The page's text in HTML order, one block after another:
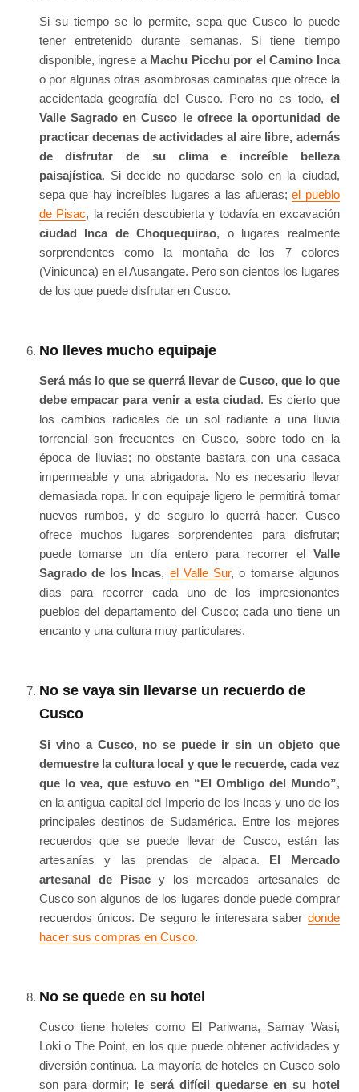
Si su tiempo se lo permite, sepa que Cusco lo puede
tener entretenido durante semanas. Si tiene tiempo
disponible, ingrese a Machu Picchu por el Camino Inca
o por algunas otras asombrosas caminatas que ofrece la
accidentada geografía del Cusco. Pero no es todo, el
Valle Sagrado en Cusco le ofrece la oportunidad de
practicar decenas de actividades al aire libre, además
de disfrutar de su clima e increíble belleza
paisajística. Si decide no quedarse solo en la ciudad,
sepa que hay increíbles lugares a las afueras;el pueblo
de Pisac, la recién descubierta y todavía en excavación
ciudad Inca de Choquequirao, o lugares realmente
sorprendentes como la montaña de los 7 colores
(Vinicunca) en el Ausangate. Pero son cientos los lugares
de los que puede disfrutar en Cusco.
No lleves mucho equipaje
Será más lo que se querrá llevar de Cusco, que lo que
debe empacar para venir a esta ciudad. Es cierto que
los cambios radicales de un sol radiante a una lluvia
torrencial son frecuentes en Cusco, sobre todo en la
época de lluvias; no obstante bastara con una casaca
impermeable y una abrigadora. No es necesario llevar
demasiada ropa. Ir con equipaje ligero le permitirá tomar
nuevos rumbos, y de seguro lo querrá hacer. Cusco
ofrece muchos lugares sorprendentes para disfrutar;
puede tomarse un día entero para recorrer el Valle
Sagrado de los Incas, el Valle Sur, o tomarse algunos
días para recorrer cada uno de los impresionantes
pueblos del departamento del Cusco; cada uno tiene un
encanto y una cultura muy particulares.
No se vaya sin llevarse un recuerdo de
Cusco
Si vino a Cusco, no se puede ir sin un objeto que
demuestre la cultura local y que le recuerde, cada vez
que lo vea, que estuvo en “El Ombligo del Mundo”,
en la antigua capital del Imperio de los Incas y uno de los
principales destinos de Sudamérica. Entre los mejores
recuerdos que se puede llevar de Cusco, están las
artesanías y las prendas de alpaca. El Mercado
artesanal de Pisacy los mercados artesanales de
Cusco son algunos de los lugares donde puede comprar
recuerdos únicos. De seguro le interesara saber donde
hacer sus compras en Cusco.
No se quede en su hotel
Cusco tiene hoteles como El Pariwana, Samay Wasi,
Loki o The Point, en los que puede obtener actividades y
diversión continua. La mayoría de hoteles en Cusco solo
son para dormir; le será difícil quedarse en su hotel